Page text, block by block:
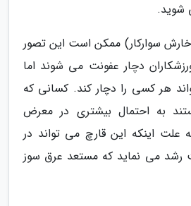
شوید.
سوارکار) ممکن است این تصور
دچار عفونت می شوند اما
هر کسی را دچار کند. کسانی که
به احتمال بیشتری در معرض
اینکه این قارچ می تواند در
رشد می نماید که مستعد عرق سوز